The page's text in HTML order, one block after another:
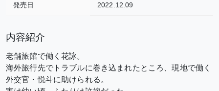
発売日 2022.12.09
内容紹介
老舗旅館で働く花詠。
海外旅行先でトラブルに巻き込まれたところ、現地で働く
外交官・悦斗に助けられる。